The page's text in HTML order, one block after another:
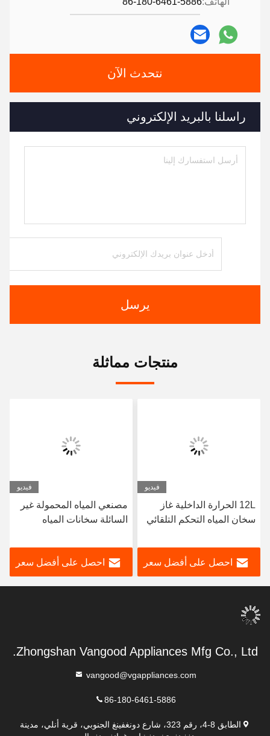
نتحدث الآن
راسلنا بالبريد الإلكتروني
يرسل
منتجات مماثلة
فيديو
12L الحرارة الداخلية غاز
سخان المياه التحكم التلقائي
احصل على أفضل سعر
فيديو
مصنعي المياه المحمولة غير
السائلة سخانات المياه
تكنولوجيا مبتكرة
احصل على أفضل سعر
Zhongshan Vangood Appliances Mfg Co., Ltd.
vangood@vgappliances.com
86-180-6461-5886
الطابق 8-4، رقم 323، شارع دونغفينغ الجنوبي، قرية أنلي، مدينة